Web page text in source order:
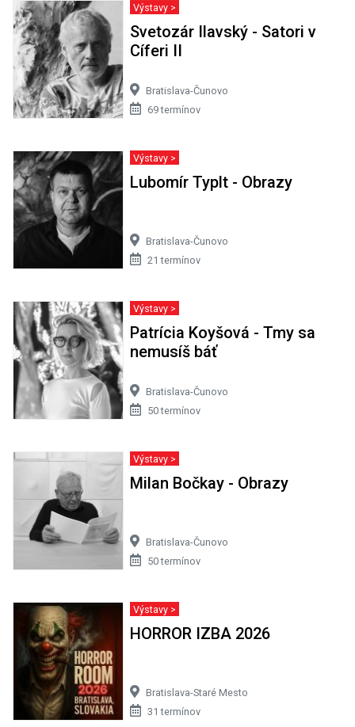
Výstavy >
Svetozár Ilavský - Satori v
Cíferi II
Bratislava-Čunovo
69 termínov
Výstavy >
Lubomír Typlt - Obrazy
Bratislava-Čunovo
21 termínov
Výstavy >
Patrícia Koyšová - Tmy sa
nemusíš báť
Bratislava-Čunovo
50 termínov
Výstavy >
Milan Bočkay - Obrazy
Bratislava-Čunovo
50 termínov
Výstavy >
HORROR IZBA 2026
Bratislava-Staré Mesto
31 termínov